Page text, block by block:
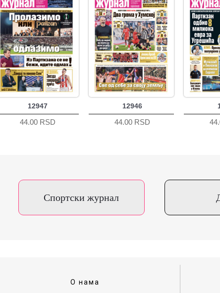
12947
44.00 RSD
12946
44.00 RSD
Спортски журнал
О нама